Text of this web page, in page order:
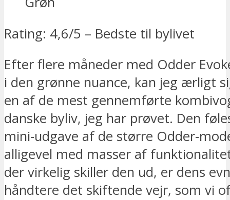
Rating: 4,6/5 – Bedste til bylivet
Efter flere måneder med Odder
i den grønne nuance, kan jeg ærligt
en af de mest gennemførte
danske byliv, jeg har prøvet. Den
mini-udgave af de større Odder-
alligevel med masser af
der virkelig skiller den ud, er dens
håndtere det skiftende vejr, som vi